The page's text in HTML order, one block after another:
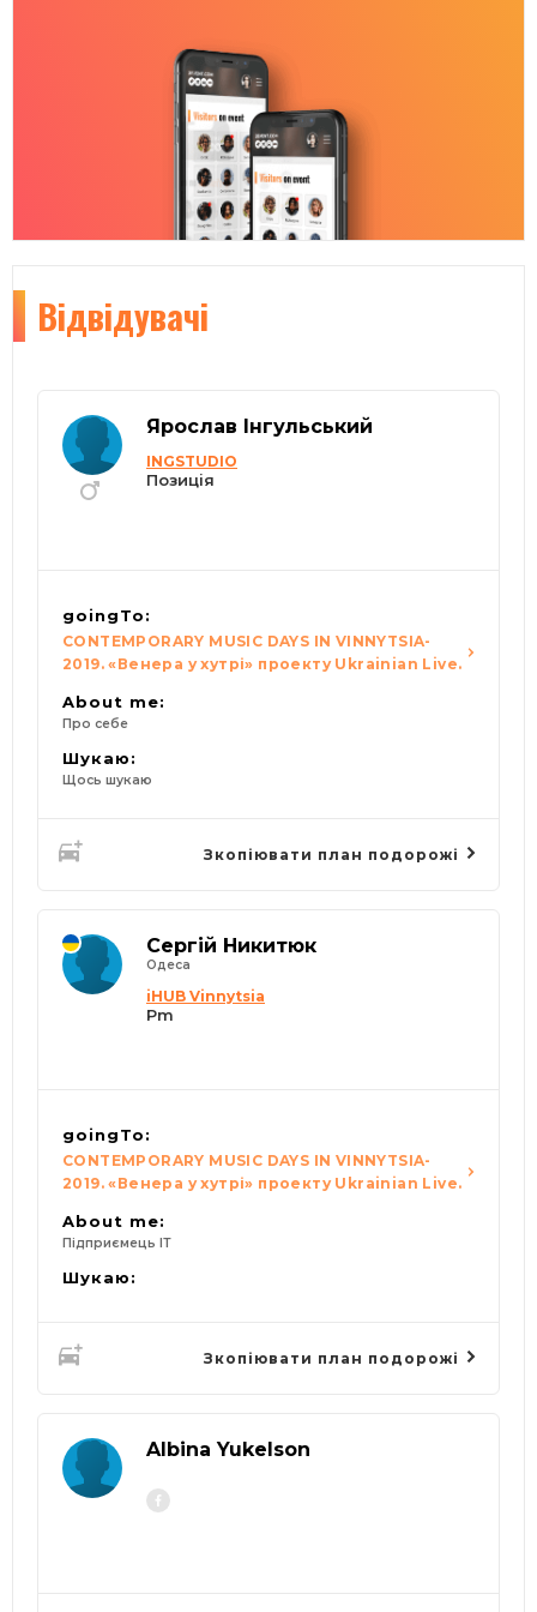
Відвідувачі
Ярослав Інгульський
INGSTUDIO
Позиція
goingTo:
CONTEMPORARY MUSIC DAYS IN VINNYTSIA-
2019. «Венера у хутрі» проекту Ukrainian Live.
About me:
Про себе
Шукаю:
Щось шукаю
Зкопіювати план подорожі
Сергій Никитюк
Одеса
iHUB Vinnytsia
Pm
goingTo:
CONTEMPORARY MUSIC DAYS IN VINNYTSIA-
2019. «Венера у хутрі» проекту Ukrainian Live.
About me:
Підприємець ІТ
Шукаю:
Зкопіювати план подорожі
Albina Yukelson